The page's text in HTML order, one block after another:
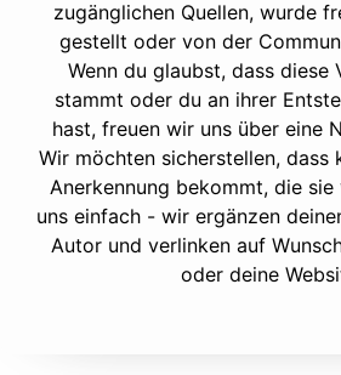
zugänglichen Quellen, wurde
gestellt oder von der
Wenn du glaubst, dass diese
stammt oder du an ihrer
hast, freuen wir uns über eine
Wir möchten sicherstellen, dass
Anerkennung bekommt, die
uns einfach - wir ergänzen
Autor und verlinken auf
oder deine